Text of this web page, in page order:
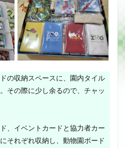
の収納スペースに、園内タイル
その際に少し余るので、チャッ
、イベントカードと協力者カー
それぞれ収納し、動物園ボード